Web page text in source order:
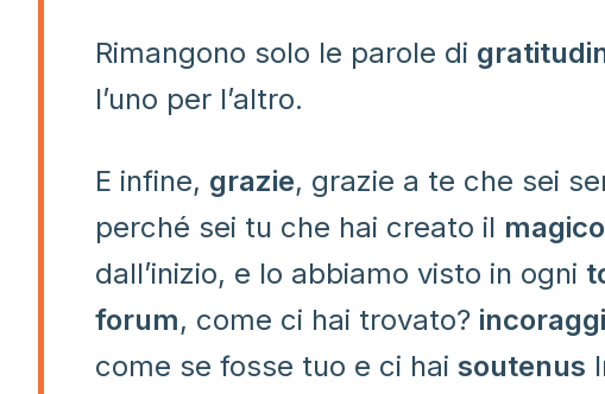
Rimangono solo le parole di
l’uno per l’altro.
E infine, grazie, grazie a te che sei
perché sei tu che hai creato il magico
dall’inizio, e lo abbiamo visto in ogni
forum, come ci hai trovato?
come se fosse tuo e ci haisoutenus